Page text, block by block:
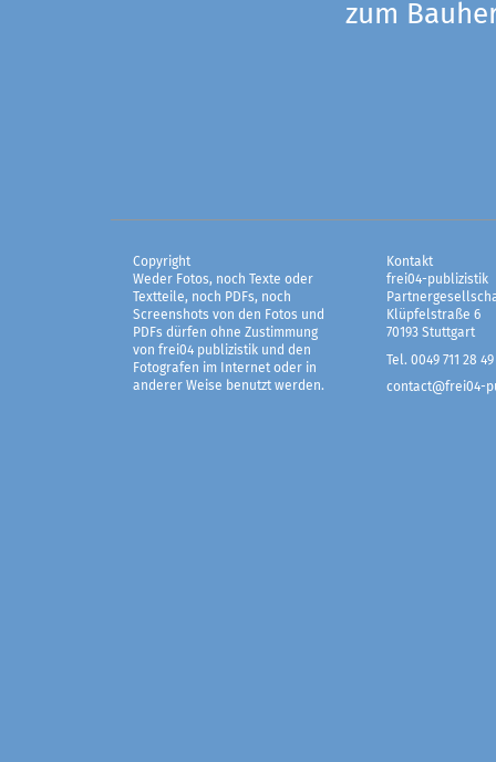
zum
Copyright
Weder Fotos, noch Texte oder
Textteile, noch PDFs, noch
Screenshots von den Fotos und
PDFs dürfen ohne Zustimmung
von frei04 publizistik und den
Fotografen im Internet oder in
anderer Weise benutzt werden.
Kontakt
frei04-publizistik
Klüpfelstraße 6
70193 Stuttgart
Tel. 0049 711 28 49
contact@frei04-